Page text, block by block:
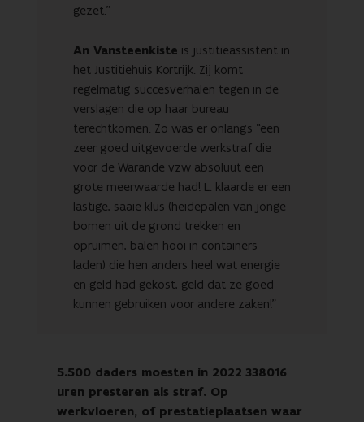
gezet.”
An Vansteenkiste is justitieassistent in
het Justitiehuis Kortrijk. Zij komt
regelmatig succesverhalen tegen in de
verslagen die op haar bureau
terechtkomen. Zo was er onlangs “een
zeer goed uitgevoerde werkstraf die
voor de Warande vzw absoluut een
grote meerwaarde had! L. klaarde er een
lastige, saaie klus (heidepalen van jonge
bomen uit de grond trekken en
opruimen, balen hooi in containers
laden) die hen anders heel wat energie
en geld had gekost, geld dat ze goed
kunnen gebruiken voor andere zaken!”
5.500 daders moesten in 2022 338016
uren presteren als straf. Op
werkvloeren, of prestatieplaatsen waar